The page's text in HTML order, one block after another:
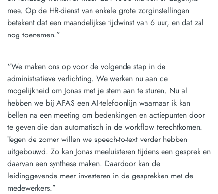
mee. Op de HR-dienst van enkele grote zorginstellingen
betekent dat een maandelijkse tijdwinst van 6 uur, en dat zal
nog toenemen.”
“We maken ons op voor de volgende stap in de
administratieve verlichting. We werken nu aan de
mogelijkheid om Jonas met je stem aan te sturen. Nu al
hebben we bij AFAS een AI-telefoonlijn waarnaar ik kan
bellen na een meeting om bedenkingen en actiepunten door
te geven die dan automatisch in de workflow terechtkomen.
Tegen de zomer willen we speech-to-text verder hebben
uitgebouwd. Zo kan Jonas meeluisteren tijdens een gesprek en
daarvan een synthese maken. Daardoor kan de
leidinggevende meer investeren in de gesprekken met de
medewerkers.”